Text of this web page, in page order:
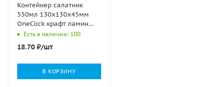
Контейнер салатник
550мл 130х130х45мм
OneClick крафт ламин
1EA (крышка 458011,
458061) 50/400
Есть в наличии: 100
18.70 ₽/шт
В КОРЗИНУ